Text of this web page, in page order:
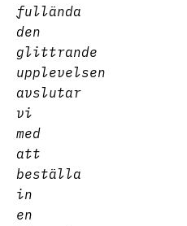
fullända
den
glittrande
upplevelsen
avslutar
vi
med
att
beställa
in
en